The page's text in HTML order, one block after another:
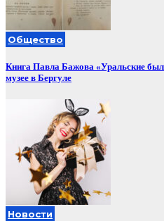
Общество
Книга Павла Бажова «Уральские
музее в Бергуле
Новости